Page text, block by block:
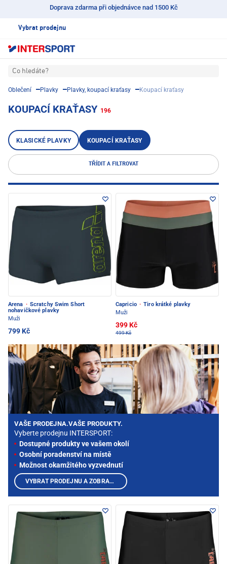
Doprava zdarma při objednávce nad 1500 Kč
Vybrat prodejnu
Co hledáte?
Oblečení Plavky Plavky, koupací kraťasy Koupací kraťasy
KOUPACÍ KRAŤASY 196
KLASICKÉ PLAVKY KOUPACÍ KRAŤASY
TŘÍDIT A FILTROVAT
Arena · Scratchy Swim Short
nohavičkové plavky
Muži
799 Kč
Capricio · Tiro krátké plavky
Muži
399 Kč
499 Kč
VAŠE PRODEJNA.VAŠE PRODUKTY.
Vyberte prodejnu INTERSPORT:
Dostupné produkty ve vašem okolí
Osobní poradenství na místě
Možnost okamžitého vyzvednutí
VYBRAT PRODEJNU A ZOBRAZIT PRODUKTY